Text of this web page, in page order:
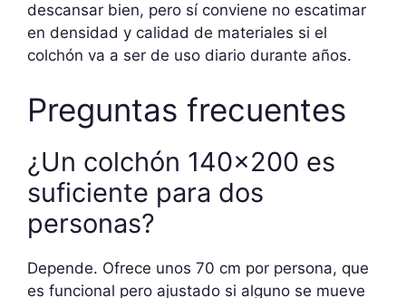
descansar bien, pero sí conviene no escatimar
en densidad y calidad de materiales si el
colchón va a ser de uso diario durante años.
Preguntas frecuentes
¿Un colchón 140×200 es
suficiente para dos
personas?
Depende. Ofrece unos 70 cm por persona, que
es funcional pero ajustado si alguno se mueve